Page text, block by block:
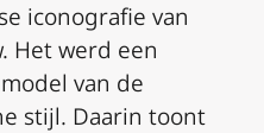
iconografie van
Het werd een
van de
stijl. Daarin toont